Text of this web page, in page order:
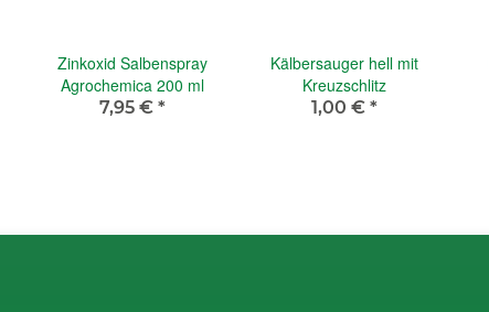
Zinkoxid Salbenspray
Agrochemica 200 ml
7,95 € *
Kälbersauger hell mit
Kreuzschlitz
1,00 € *